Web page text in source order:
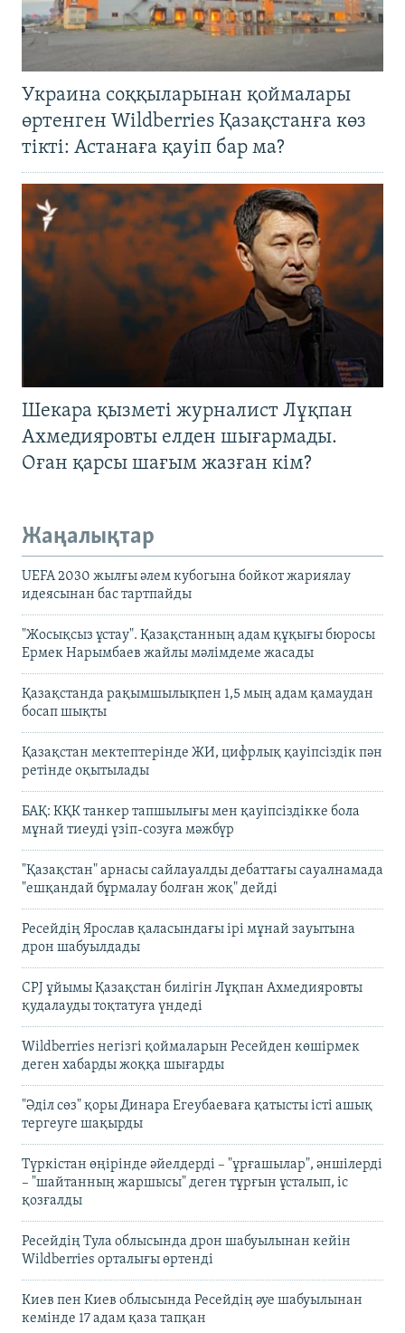
Украина соққыларынан қоймалары
өртенген Wildberries Қазақстанға көз
тікті: Астанаға қауіп бар ма?
Шекара қызметі журналист Лұқпан
Ахмедияровты елден шығармады.
Оған қарсы шағым жазған кім?
Жаңалықтар
UEFA 2030 жылғы әлем кубогына бойкот жариялау
идеясынан бас тартпайды
"Жосықсыз ұстау". Қазақстанның адам құқығы бюросы
Ермек Нарымбаев жайлы мәлімдеме жасады
Қазақстанда рақымшылықпен 1,5 мың адам қамаудан
босап шықты
Қазақстан мектептерінде ЖИ, цифрлық қауіпсіздік пән
ретінде оқытылады
БАҚ: КҚК танкер тапшылығы мен қауіпсіздікке бола
мұнай тиеуді үзіп-созуға мәжбүр
"Қазақстан" арнасы сайлауалды дебаттағы сауалнамада
"ешқандай бұрмалау болған жоқ" дейді
Ресейдің Ярослав қаласындағы ірі мұнай зауытына
дрон шабуылдады
CPJ ұйымы Қазақстан билігін Лұқпан Ахмедияровты
қудалауды тоқтатуға үндеді
Wildberries негізгі қоймаларын Ресейден көшірмек
деген хабарды жоққа шығарды
"Әділ сөз" қоры Динара Егеубаеваға қатысты істі ашық
тергеуге шақырды
Түркістан өңірінде әйелдерді – "ұрғашылар", әншілерді
– "шайтанның жаршысы" деген тұрғын ұсталып, іс
қозғалды
Ресейдің Тула облысында дрон шабуылынан кейін
Wildberries орталығы өртенді
Киев пен Киев облысында Ресейдің әуе шабуылынан
кемінде 17 адам қаза тапқан